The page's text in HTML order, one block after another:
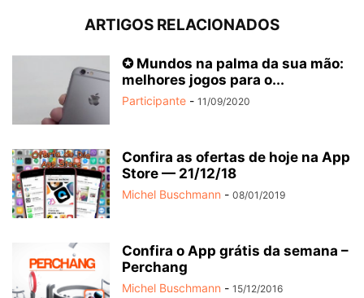
ARTIGOS RELACIONADOS
✪ Mundos na palma da sua mão:
melhores jogos para o...
Participante - 11/09/2020
Confira as ofertas de hoje na App
Store — 21/12/18
Michel Buschmann - 08/01/2019
Confira o App grátis da semana –
Perchang
Michel Buschmann - 15/12/2016